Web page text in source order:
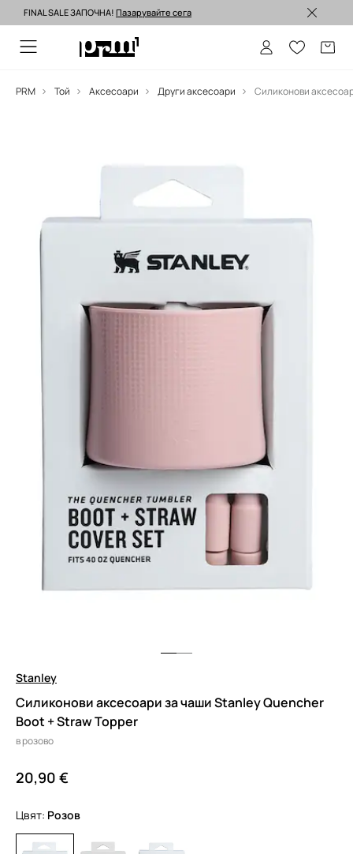
Изпращане до 24 часа >
FINAL SALE ЗАПОЧНА! Пазарувайте сега
PRM Той Аксесоари Други аксесоари
Stanley
Силиконови аксесоари за чаши Stanley Quencher
Boot + Straw Topper
в розово
20,90 €
Цвят: розов